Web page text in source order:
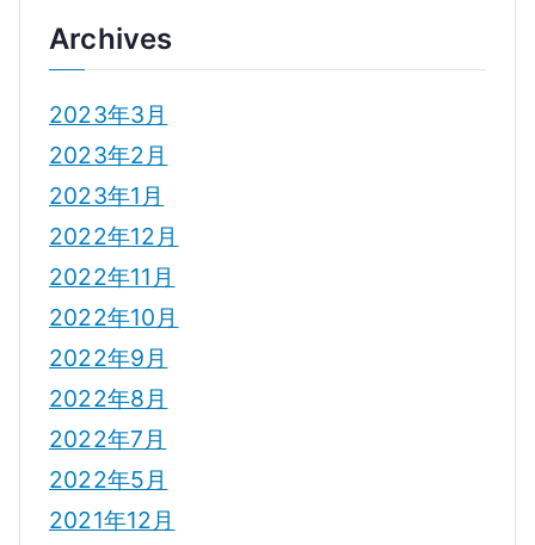
Archives
2023年3月
2023年2月
2023年1月
2022年12月
2022年11月
2022年10月
2022年9月
2022年8月
2022年7月
2022年5月
2021年12月